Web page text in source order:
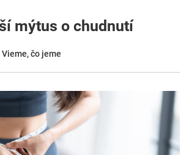
mýtus o chudnutí
čo jeme